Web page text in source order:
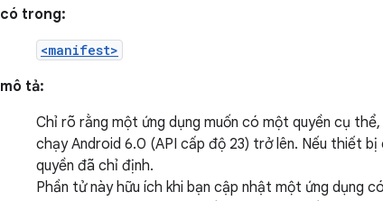
có trong:
<manifest>
mô tả:
Chỉ rõ rằng một ứng dụng muốn có một quyền cụ
chạy Android 6.0 (API cấp độ 23) trở lên. Nếu thiết
quyền đã chỉ định.
Phần tử này hữu ích khi bạn cập nhật một ứng dụng